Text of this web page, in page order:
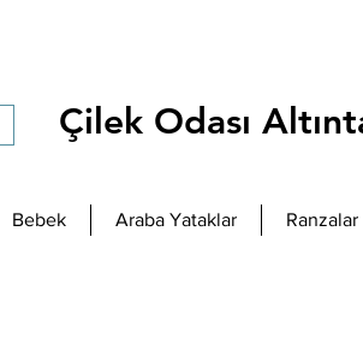
Çilek Odası
Bebek Araba Yataklar Ranzalar